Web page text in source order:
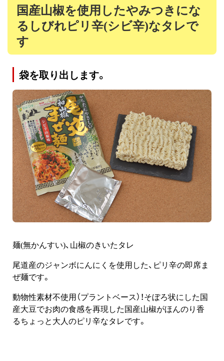
国産山椒を使用したやみつきにな
るしびれピリ辛(シビ辛)なタレで
す
袋を取り出します。
麺(無かんすい)、山椒のきいたタレ
尾道産のジャンボにんにくを使用した、ピリ辛の即席ま
ぜ麺です。
動物性素材不使用（プラントベース）！そぼろ状にした国
産大豆でお肉の食感を再現した国産山椒がほんのり香
るちょっと大人のピリ辛なタレです。